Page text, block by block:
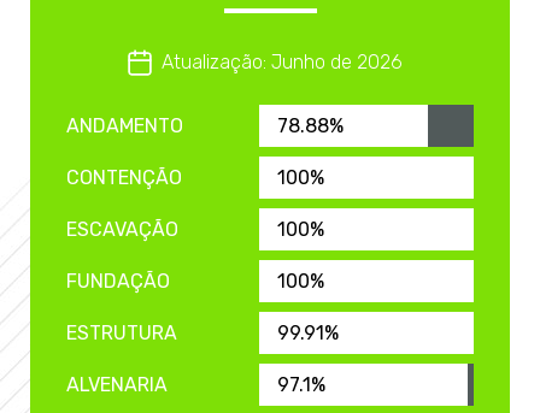
Atualização: Junho de 2026
ANDAMENTO 78.88%
CONTENÇÃO 100%
ESCAVAÇÃO 100%
FUNDAÇÃO 100%
ESTRUTURA 99.91%
ALVENARIA 97.1%